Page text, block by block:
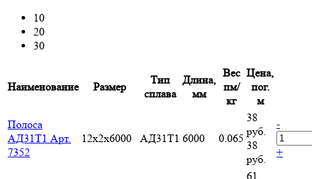
10
20
30
Наименование Размер
Тип
сплава
Длина,
мм
Вес
пм/
кг
Цена,
пог.
м
Полоса
АД31Т1 Арт.
7352
12х2х6000 АД31Т1 6000 0.065
38
руб.
38
руб.
-
+
61